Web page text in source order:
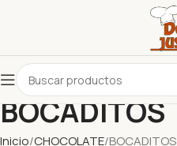
BOCADITOS
Inicio CHOCOLATE BOCADITOS